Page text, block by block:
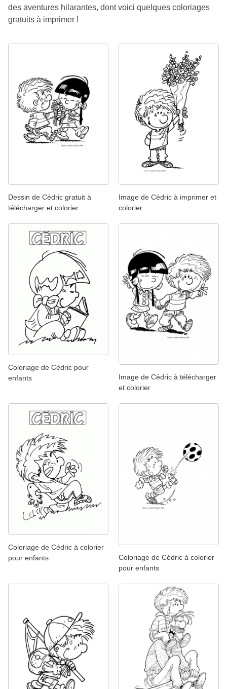
des aventures hilarantes, dont voici quelques coloriages
gratuits à imprimer !
Dessin de Cédric gratuit à
télécharger et colorier
Image de Cédric à imprimer et
colorier
Coloriage de Cédric pour
enfants
Image de Cédric à télécharger
et colorier
Coloriage de Cédric à colorier
pour enfants
Coloriage de Cédric à colorier
pour enfants